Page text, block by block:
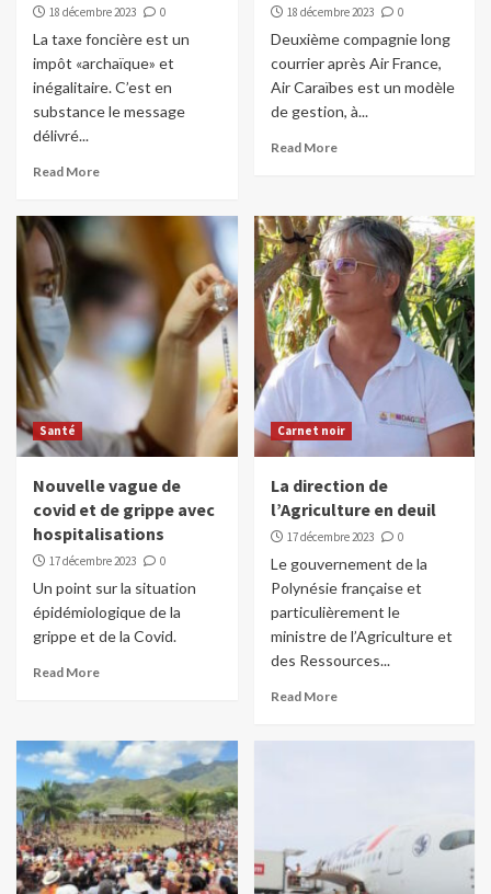
18 décembre 2023 0
La taxe foncière est un
impôt «archaïque» et
inégalitaire. C’est en
substance le message
délivré...
Read More
18 décembre 2023 0
Deuxième compagnie long
courrier après Air France,
Air Caraïbes est un modèle
de gestion, à...
Read More
Santé
Nouvelle vague de
covid et de grippe avec
hospitalisations
17 décembre 2023 0
Un point sur la situation
épidémiologique de la
grippe et de la Covid.
Read More
Carnet noir
La direction de
l’Agriculture en deuil
17 décembre 2023 0
Le gouvernement de la
Polynésie française et
particulièrement le
ministre de l’Agriculture et
des Ressources...
Read More